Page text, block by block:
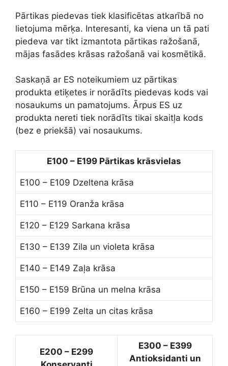
Pārtikas piedevas tiek klasificētas atkarībā no
lietojuma mērķa. Interesanti, ka viena un tā pati
piedeva var tikt izmantota pārtikas ražošanā,
mājas fasādes krāsas ražošanā vai kosmētikā.
Saskaņā ar ES noteikumiem uz pārtikas
produkta etiķetes ir norādīts piedevas kods vai
nosaukums un pamatojums. Ārpus ES uz
produkta nereti tiek norādīts tikai skaitļa kods
(bez e priekšā) vai nosaukums.
E100 – E199 Pārtikas krāsvielas
E100 – E109 Dzeltena krāsa
E110 – E119 Oranža krāsa
E120 – E129 Sarkana krāsa
E130 – E139 Zila un violeta krāsa
E140 – E149 Zaļa krāsa
E150 – E159 Brūna un melna krāsa
E160 – E199 Zelta un citas krāsa
E200 – E299
E300 – E399
Antioksidanti un